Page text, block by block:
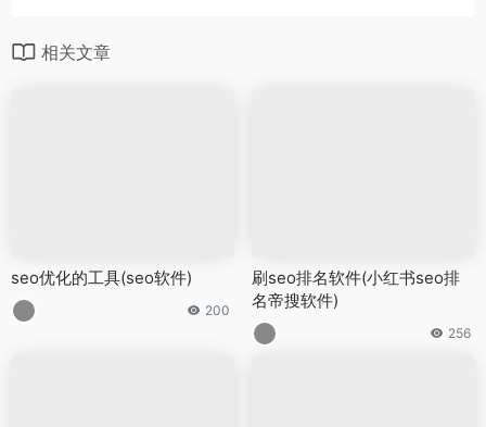
相关文章
seo优化的工具(seo软件)
200
刷seo排名软件(小红书seo排
名帝搜软件)
256